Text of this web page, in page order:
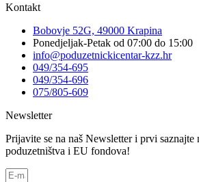
Kontakt
Bobovje 52G, 49000 Krapina
Ponedjeljak-Petak od 07:00 do 15:00
info@poduzetnickicentar-kzz.hr
049/354-695
049/354-696
075/805-609
Newsletter
Prijavite se na naš Newsletter i prvi saznajte
poduzetništva i EU fondova!